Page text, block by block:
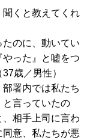
聞くと教えてくれ
たのに、動いてい
った』と嘘をつ
歳／男性）
部署内では私たち
言っていたの
相手上司に言わ
意、私たちが悪